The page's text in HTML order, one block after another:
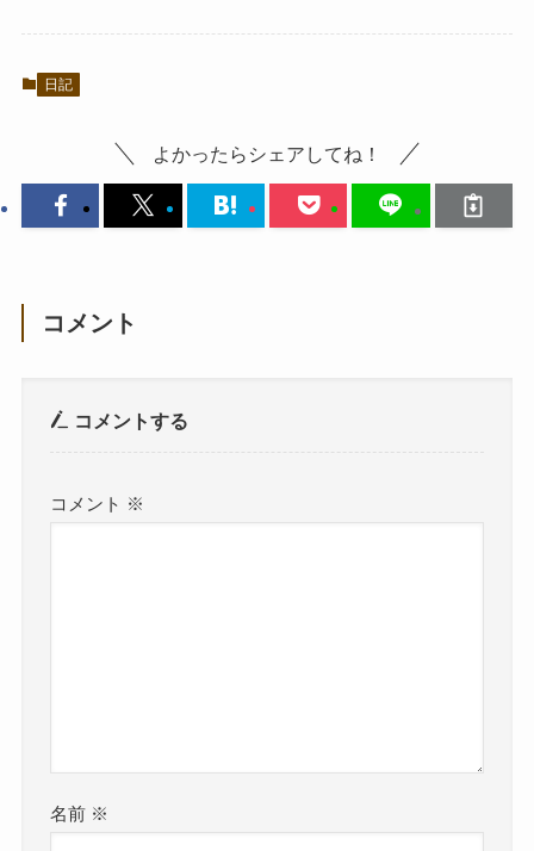
日記
よかったらシェアしてね！
コメント
コメントする
コメント ※
名前 ※